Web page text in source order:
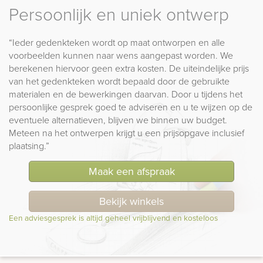
Persoonlijk en uniek ontwerp
“Ieder gedenkteken wordt op maat ontworpen en alle
voorbeelden kunnen naar wens aangepast worden. We
berekenen hiervoor geen extra kosten. De uiteindelijke prijs
van het gedenkteken wordt bepaald door de gebruikte
materialen en de bewerkingen daarvan. Door u tijdens het
persoonlijke gesprek goed te adviseren en u te wijzen op de
eventuele alternatieven, blijven we binnen uw budget.
Meteen na het ontwerpen krijgt u een prijsopgave inclusief
plaatsing.”
Maak een afspraak
Bekijk winkels
Een adviesgesprek is altijd geheel vrijblijvend en kosteloos